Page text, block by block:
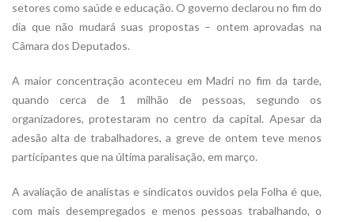
setores como saúde e educação. O governo declarou no fim do
dia que não mudará suas propostas – ontem aprovadas na
Câmara dos Deputados.
A maior concentração aconteceu em Madri no fim da tarde,
quando cerca de 1 milhão de pessoas, segundo os
organizadores, protestaram no centro da capital. Apesar da
adesão alta de trabalhadores, a greve de ontem teve menos
participantes que na última paralisação, em março.
A avaliação de analistas e sindicatos ouvidos pela Folha é que,
com mais desempregados e menos pessoas trabalhando, o